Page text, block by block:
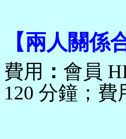
【兩人關係
費用 ： 會員
120 分鐘；費